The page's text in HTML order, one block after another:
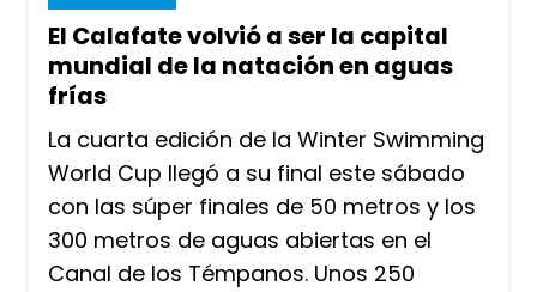
El Calafate volvió a ser la capital
mundial de la natación en aguas
frías
La cuarta edición de la Winter Swimming
World Cup llegó a su final este sábado
con las súper finales de 50 metros y los
300 metros de aguas abiertas en el
Canal de los Témpanos. Unos 250